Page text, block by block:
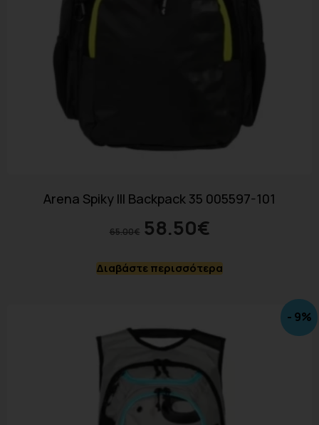
Arena Spiky III Backpack 35 005597-101
65.00€ 58.50€
Διαβάστε περισσότερα
- 9%